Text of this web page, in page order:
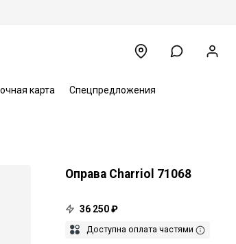
карта Спецпредложения
Оправа Charriol 71068
36 250 ₽
Доступна оплата частями